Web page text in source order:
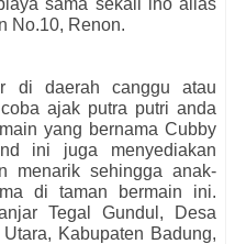
No.10, Renon.
di daerah canggu atau
ajak putra putri anda
yang bernama Cubby
ini juga menyediakan
menarik sehingga anak-
di taman bermain ini.
Tegal Gundul, Desa
Kabupaten Badung,